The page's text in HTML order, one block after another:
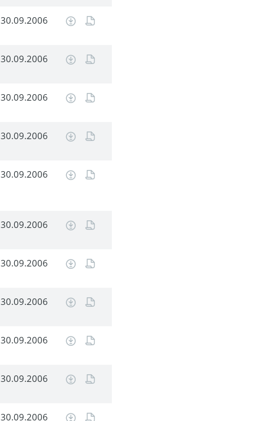
30.09.2006
30.09.2006
30.09.2006
30.09.2006
30.09.2006
30.09.2006
30.09.2006
30.09.2006
30.09.2006
30.09.2006
30.09.2006